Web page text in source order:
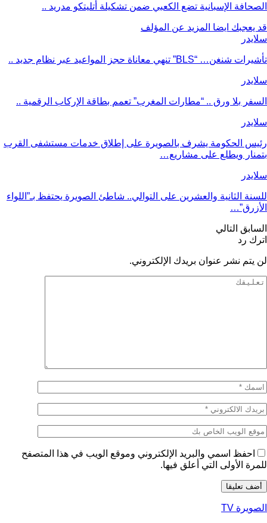
الصحافة الإسبانية تضع الكعبي ضمن تشكيلة أتليتكو مدريد ..
قد يعجبك ايضا المزيد عن المؤلف
سلايدر
تأشيرات شنغن… “BLS” تنهي معاناة حجز المواعيد عبر نظام جديد ..
سلايدر
السفر بلا ورق .. “مطارات المغرب” تعمم بطاقة الإركاب الرقمية ..
سلايدر
رئيس الحكومة يشرف بالصويرة على إطلاق خدمات مستشفى القرب
بتمنار ويطلع على مشاريع…
سلايدر
للسنة الثانية والعشرين على التوالي.. شاطئ الصويرة يحتفظ بـ”اللواء
الأزرق”…
السابق التالي
اترك رد
لن يتم نشر عنوان بريدك الإلكتروني.
احفظ اسمي والبريد الإلكتروني وموقع الويب في هذا المتصفح
للمرة الأولى التي أعلق فيها.
الصويرة TV